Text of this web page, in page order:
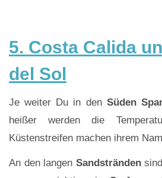
5. Costa Calida
del Sol
Je weiter Du in den Süden
heißer werden die
Küstenstreifen machen ihrem
An den langen Sandsträndensind